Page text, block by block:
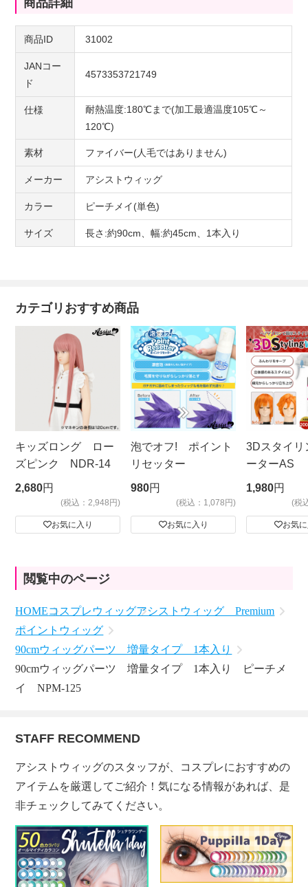
商品詳細
商品ID 31002
JANコー
ド
4573353721749
仕様
耐熱温度:180℃まで(加工最適温度105℃～
120℃)
素材 ファイバー(人毛ではありません)
メーカー アシストウィッグ
カラー ピーチメイ(単色)
サイズ 長さ:約90cm、幅:約45cm、1本入り
カテゴリおすすめ商品
キッズロング ロー
ズピンク NDR-14
2,680円
(税込：2,948円)
お気に入り
泡でオフ! ポイント
リセッター
980円
(税込：1,078円)
お気に入り
3Dスタイリ
ーターAS
ビッグサイ
1,980円
(税
お気
閲覧中のページ
HOMEコスプレウィッグアシストウィッグ Premium
ポイントウィッグ
90cmウィッグパーツ 増量タイプ 1本入り
90cmウィッグパーツ 増量タイプ 1本入り ピーチメ
イ NPM-125
STAFF RECOMMEND
アシストウィッグのスタッフが、コスプレにおすすめの
アイテムを厳選してご紹介！気になる情報があれば、是
非チェックしてみてください。